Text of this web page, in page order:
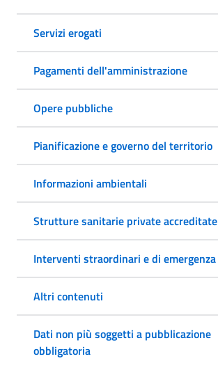
Servizi erogati
Pagamenti dell'amministrazione
Opere pubbliche
Pianificazione e governo del territorio
Informazioni ambientali
Strutture sanitarie private accreditate
Interventi straordinari e di emergenza
Altri contenuti
Dati non più soggetti a pubblicazione
obbligatoria